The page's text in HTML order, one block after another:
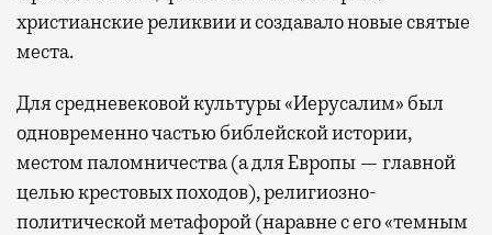
христианские реликвии и создавало новые святые
места.
Для средневековой культуры «Иерусалим» был
одновременно частью библейской истории,
местом паломничества (а для Европы — главной
целью крестовых походов), религиозно-
политической метафорой (наравне с его «темным